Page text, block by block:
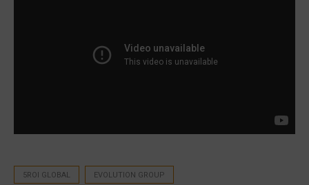
5ROI GLOBAL EVOLUTION GROUP